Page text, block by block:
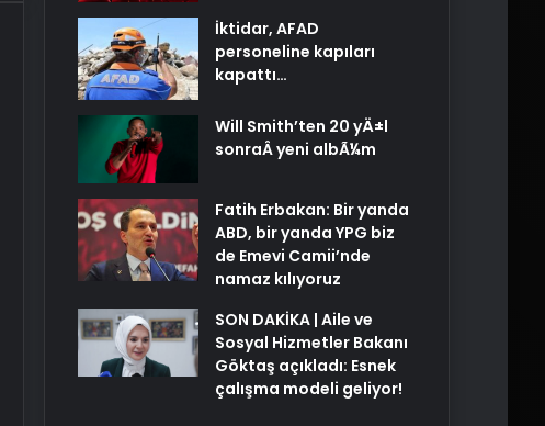
İktidar, AFAD
personeline kapıları
kapattı…
Will Smith’ten 20 yÄ±l
sonraÂ yeni albÃ¼m
Fatih Erbakan: Bir yanda
ABD, bir yanda YPG biz
de Emevi Camii’nde
namaz kılıyoruz
SON DAKİKA | Aile ve
Sosyal Hizmetler Bakanı
Göktaş açıkladı: Esnek
çalışma modeli geliyor!